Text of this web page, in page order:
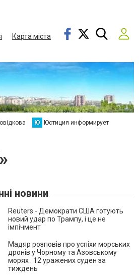
Карта міста
Ю Юстиция информирует
новини
Reuters - Демократи США готують
новий удар по Трампу, і це не
імпічмент
Мадяр розповів про успіхи морських
дронів у Чорному та Азовському
морях . 12 уражених суден за
тиждень